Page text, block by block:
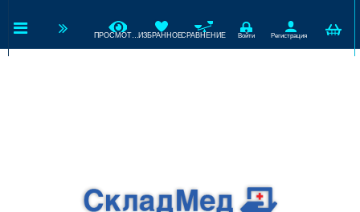
ПРОСМОТРЕННЫЕ ИЗБРАННОЕСРАВНЕНИЕ Войти Регистрация